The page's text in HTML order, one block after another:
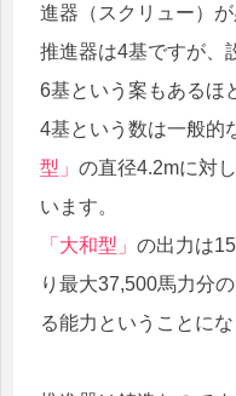
進器（スクリュー）が
推進器は4基ですが、
6基という案もあるほ
4基という数は一般的
型」 の直径4.2mに対
います。
「大和型」 の出力は
り最大37,500馬力分
る能力ということにな